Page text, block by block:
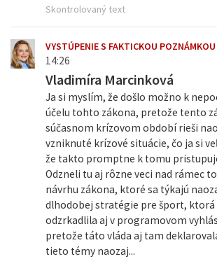
Skontrolovaný text
VYSTÚPENIE S FAKTICKOU POZNÁMKOU
14:26
Vladimíra Marcinková
Ja si myslím, že došlo možno k
účelu tohto zákona, pretože tento
súčasnom krízovom období rieši
vzniknuté krízové situácie, čo ja si
že takto promptne k tomu
Odzneli tu aj rôzne veci nad rámec
návrhu zákona, ktoré sa týkajú
dlhodobej stratégie pre šport, ktorá
odzrkadlila aj v programovom
pretože táto vláda aj tam
tieto témy naozaj...